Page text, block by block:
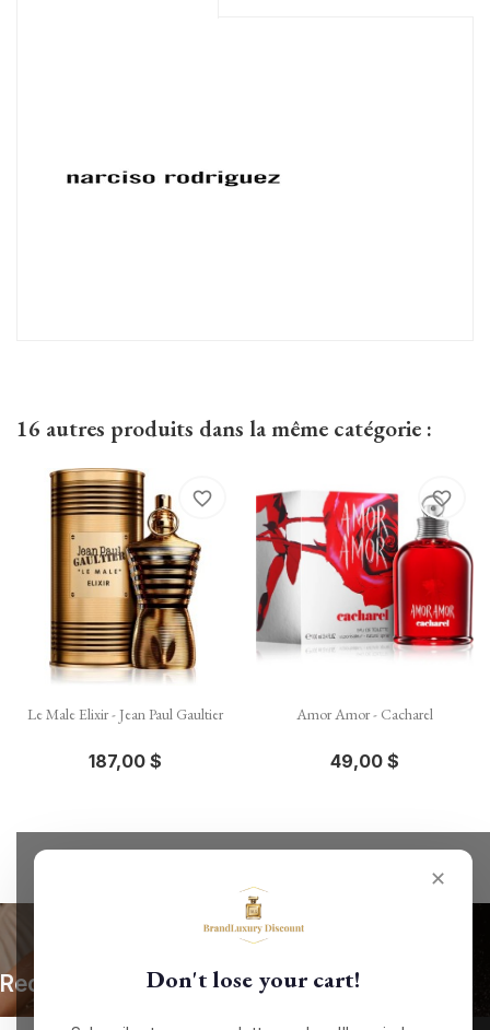
16 autres produits dans la même catégorie :
Le Male Elixir - Jean Paul Gaultier
187,00 $
favorite_border
Amor Amor - Cacharel
49,00 $
favorite_border
✕
Don't lose your cart!
Recevez nos offres spéciales